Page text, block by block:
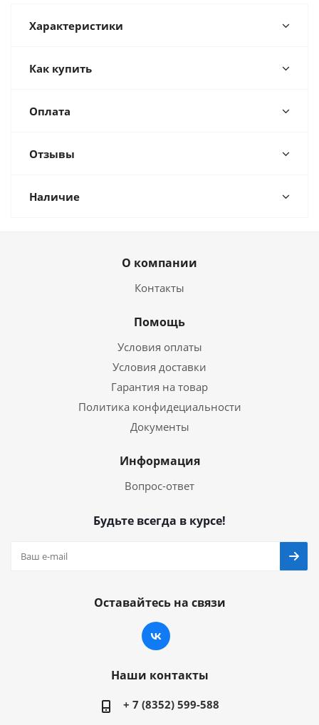
Характеристики
Как купить
Оплата
Отзывы
Наличие
О компании
Контакты
Помощь
Условия оплаты
Условия доставки
Гарантия на товар
Политика конфидециальности
Документы
Информация
Вопрос-ответ
Будьте всегда в курсе!
Оставайтесь на связи
Наши контакты
+ 7 (8352) 599-588